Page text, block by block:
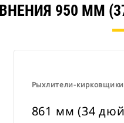
950 ММ
Рыхлители-кирковщики
861 мм (34